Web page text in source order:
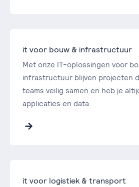
it voor bouw & infrastructuur
Met onze IT-oplossingen voor
infrastructuur blijven projecten
teams veilig samen en heb je
applicaties en data.
it voor logistiek & transport